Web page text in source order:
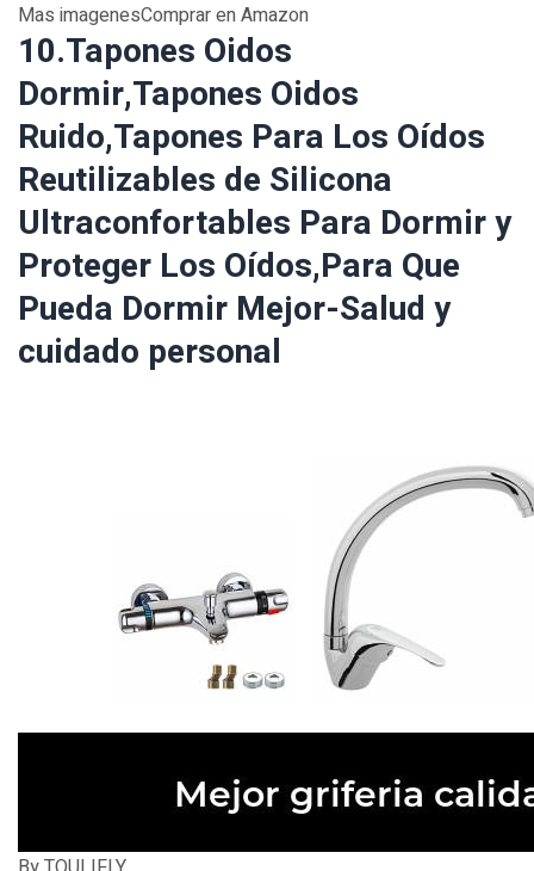
Mas imagenesComprar en Amazon
10.Tapones Oidos
Dormir,Tapones Oidos
Ruido,Tapones Para Los Oídos
Reutilizables de Silicona
Ultraconfortables Para Dormir y
Proteger Los Oídos,Para Que
Pueda Dormir Mejor-Salud y
cuidado personal